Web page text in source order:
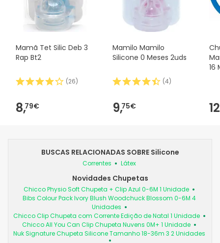
Mamã Tet Silic Deb 3
Rap Bt2
(26)
8,79€
Mamilo Mamilo
Silicone 0 Meses 2uds
(4)
9,75€
16
BUSCAS RELACIONADAS SOBRE Silicone
Correntes Látex
Novidades Chupetas
Chicco Physio Soft Chupeta + Clip Azul 0-6M 1 Unidade
Bibs Colour Pack Ivory Blush Woodchuck Blossom 0-6M 4
Unidades
Chicco Clip Chupeta com Corrente Edição de Natal 1 Unidade
Chicco All You Can Clip Chupeta Nuvens 0M+ 1 Unidade
Nuk Signature Chupeta Silicone Tamanho 18-36m 3 2 Unidades